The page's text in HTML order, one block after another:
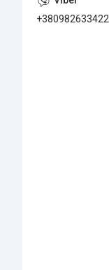
+380982633422